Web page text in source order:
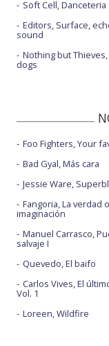
Soft Cell, Danceteria
Editors, Surface,
sound
Nothing but Thieves,
dogs
Foo Fighters, Your
Bad Gyal, Más cara
Jessie Ware,
Fangoria, La verdad
imaginación
Manuel Carrasco,
salvaje I
Quevedo, El baifo
Carlos Vives, El
Vol. 1
Loreen, Wildfire